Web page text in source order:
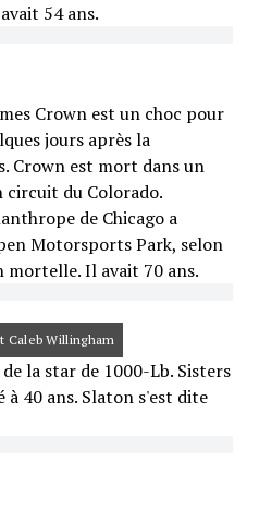
54 ans.
Crown est un choc pour
jours après la
Crown est mort dans un
circuit du Colorado.
de Chicago a
Motorsports Park, selon
Il avait 70 ans.
Caleb Willingham
la star de 1000-Lb. Sisters
à 40 ans. Slaton s'est dite